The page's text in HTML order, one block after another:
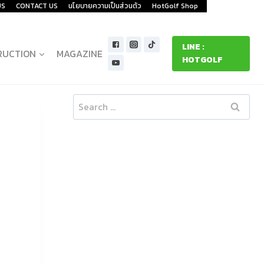
CONTACT US นโยบายความเป็นส่วนตัว HotGolf Shop
MAGAZINE
LINE :
HOTGOLF
Search
for: